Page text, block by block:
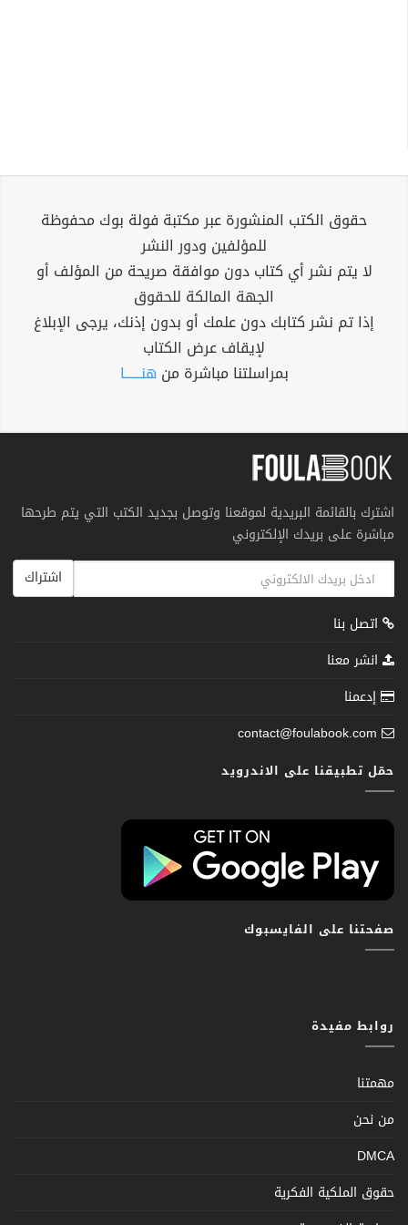
حقوق الكتب المنشورة عبر مكتبة فولة بوك محفوظة
للمؤلفين ودور النشر
لا يتم نشر أي كتاب دون موافقة صريحة من المؤلف أو
الجهة المالكة للحقوق
إذا تم نشر كتابك دون علمك أو بدون إذنك، يرجى الإبلاغ
لإيقاف عرض الكتاب
بمراسلتنا مباشرة من هنــــــا
اشترك بالقائمة البريدية لموقعنا وتوصل بجديد الكتب التي يتم طرحها
مباشرة على بريدك الإلكتروني
اشتراك
اتصل بنا
انشر معنا
إدعمنا
contact@foulabook.com
حمّل تطبيقنا على الاندرويد
صفحتنا على الفايسبوك
روابط مفيدة
مهمتنا
من نحن
DMCA
حقوق الملكية الفكرية